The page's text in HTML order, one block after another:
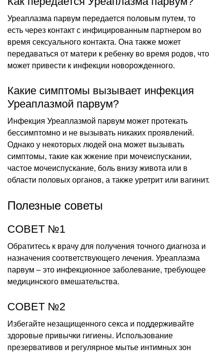
Уреаплазма парвум передается половым путем, то
есть через контакт с инфицированным партнером во
время сексуального контакта. Она также может
передаваться от матери к ребенку во время родов, что
может привести к инфекции новорожденного.
Какие симптомы вызывает инфекция
Уреаплазмой парвум?
Инфекция Уреаплазмой парвум может протекать
бессимптомно и не вызывать никаких проявлений.
Однако у некоторых людей она может вызывать
симптомы, такие как жжение при мочеиспускании,
частое мочеиспускание, боль внизу живота или в
области половых органов, а также уретрит или вагинит.
Полезные советы
СОВЕТ №1
Обратитесь к врачу для получения точного диагноза и
назначения соответствующего лечения. Уреаплазма
парвум – это инфекционное заболевание, требующее
медицинского вмешательства.
СОВЕТ №2
Избегайте незащищенного секса и поддерживайте
здоровые привычки гигиены. Использование
презервативов и регулярное мытье интимных зон